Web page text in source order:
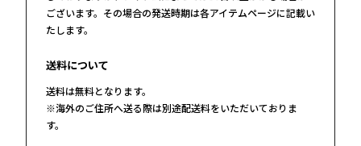
ございます。その場合の発送時期は各アイテムページに記載い
たします。
送料について
送料は無料となります。
※海外のご住所へ送る際は別途配送料をいただいておりま
す。